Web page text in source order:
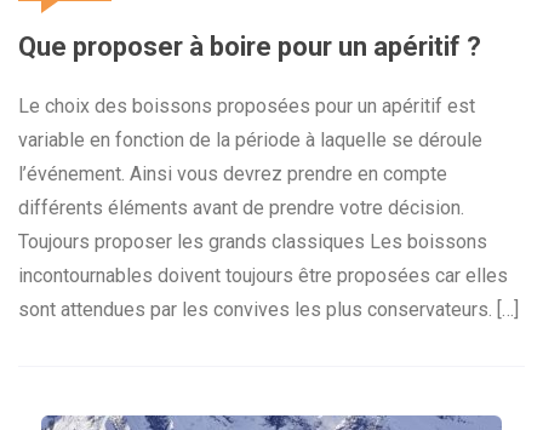
Que proposer à boire pour un apéritif ?
Le choix des boissons proposées pour un apéritif est
variable en fonction de la période à laquelle se déroule
l’événement. Ainsi vous devrez prendre en compte
différents éléments avant de prendre votre décision.
Toujours proposer les grands classiques Les boissons
incontournables doivent toujours être proposées car elles
sont attendues par les convives les plus conservateurs. […]